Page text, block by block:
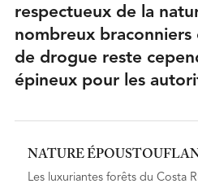
respectueux de la
nombreux
de drogue reste
épineux pour les
NATURE
Les luxuriantes forêts du Costa